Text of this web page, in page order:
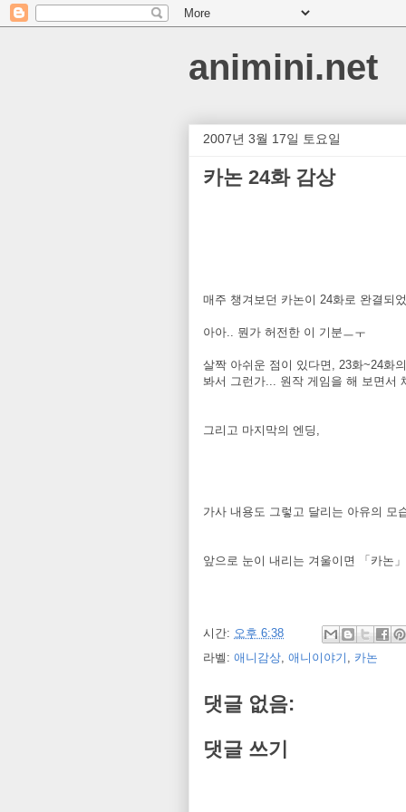
animini.net
2007년 3월 17일 토요일
카논 24화 감상
매주 챙겨보던 카논이 24화로 완결되
아아.. 뭔가 허전한 이 기분ㅡㅜ
살짝 아쉬운 점이 있다면, 23화~24화
봐서 그런가... 원작 게임을 해 보면서
그리고 마지막의 엔딩,
가사 내용도 그렇고 달리는 아유의 모
앞으로 눈이 내리는 겨울이면 「카논
시간: 오후 6:38
라벨: 애니감상, 애니이야기 , 카논
댓글 없음:
댓글 쓰기